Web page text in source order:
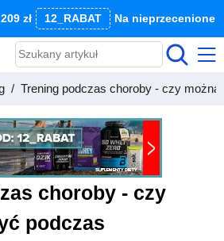
zł 12_RABAT Na nieprzecenione
Trening podczas choroby - czy
choroby - czy
podczas